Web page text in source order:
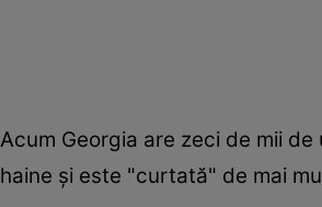
Acum Georgia are zeci de mii de
haine şi este "curtată" de mai